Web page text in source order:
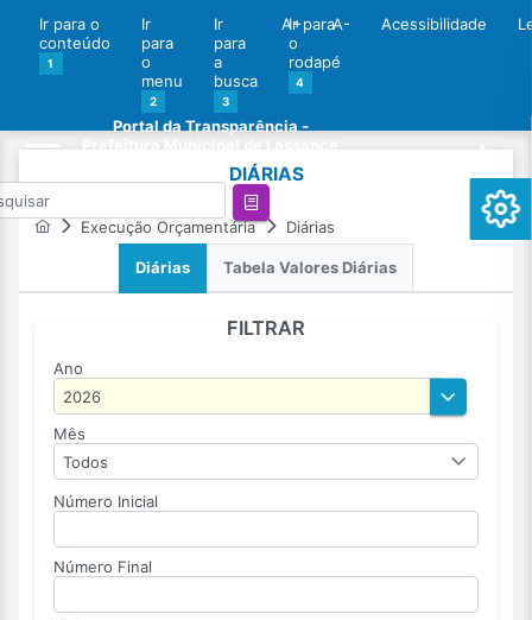
Ir para o
conteúdo
1
Ir
para
o
menu
2
Ir
para
a
busca
3
Ir para
o
rodapé
4
A+ A- Acessibilidade
Portal da Transparência -
DIÁRIAS
Execução Orçamentária Diárias
Diárias Tabela Valores Diárias
FILTRAR
Ano
Mês
Todos
Número Inicial
Número Final